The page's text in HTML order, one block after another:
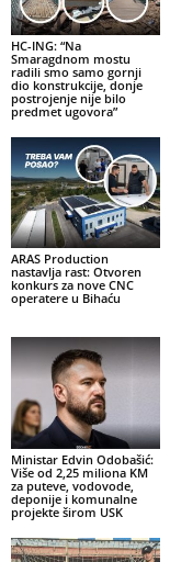
HC-ING: “Na
Smaragdnom mostu
radili smo samo gornji
dio konstrukcije, donje
postrojenje nije bilo
predmet ugovora”
ARAS Production
nastavlja rast: Otvoren
konkurs za nove CNC
operatere u Bihaću
Ministar Edvin Odobašić:
Više od 2,25 miliona KM
za puteve, vodovode,
deponije i komunalne
projekte širom USK